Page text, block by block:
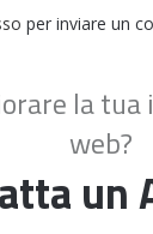
per inviare un
la
web?
un